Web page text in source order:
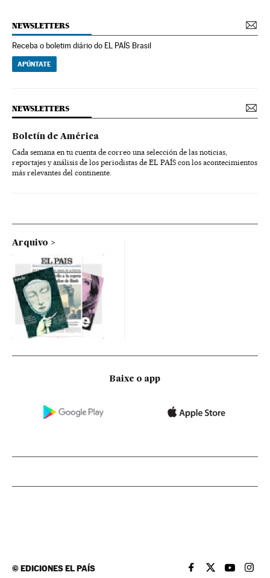
NEWSLETTERS
Receba o boletim diário do EL PAÍS Brasil
APÚNTATE
NEWSLETTERS
Boletín de América
Cada semana en tu cuenta de correo una selección de las noticias,
reportajes y análisis de los periodistas de EL PAÍS con los acontecimientos
más relevantes del continente.
Arquivo
Baixe o app
©EDICIONES EL PAÍS EL PAÍS BRASIL EN
EL PAÍSEL PAÍS
EL